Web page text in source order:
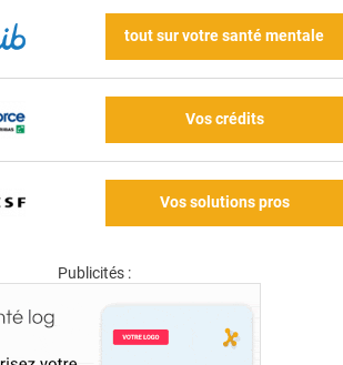
tout sur votre santé mentale
Vos crédits
Vos solutions pros
Publicités :